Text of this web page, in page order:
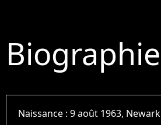
Biographie
Naissance :9 août 1963, Newark